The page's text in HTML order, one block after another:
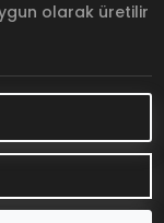
olarak üretilir